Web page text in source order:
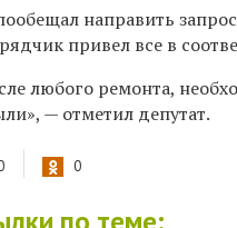
направить
привел все в
любого ремонта,
— отметил депутат.
0